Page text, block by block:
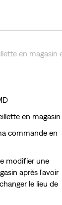
en magasin
en magasin
commande en
modifier une
après l'avoir
le lieu de